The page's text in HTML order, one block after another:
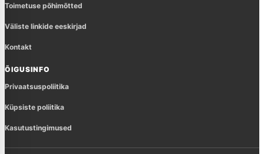
Toimetuse põhimõtted
Väliste linkide eeskirjad
Kontakt
ÕIGUSINFO
Privaatsuspoliitika
Küpsiste poliitika
Kasutustingimused